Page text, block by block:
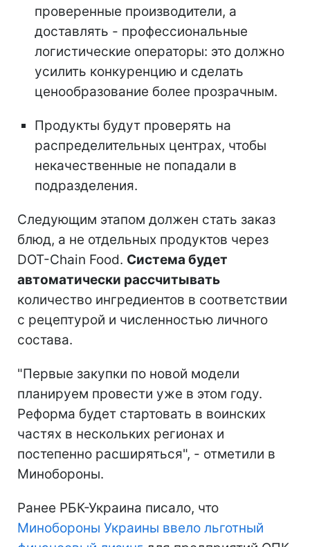
проверенные производители, а
доставлять - профессиональные
логистические операторы: это должно
усилить конкуренцию и сделать
ценообразование более прозрачным.
Продукты будут проверять на
распределительных центрах, чтобы
некачественные не попадали в
подразделения.
Следующим этапом должен стать заказ
блюд, а не отдельных продуктов через
DOT-Chain Food. Система будет
автоматически рассчитывать
количество ингредиентов в соответствии
с рецептурой и численностью личного
состава.
"Первые закупки по новой модели
планируем провести уже в этом году.
Реформа будет стартовать в воинских
частях в нескольких регионах и
постепенно расширяться", - отметили в
Минобороны.
Ранее РБК-Украина писало, что
Минобороны Украины ввело льготный